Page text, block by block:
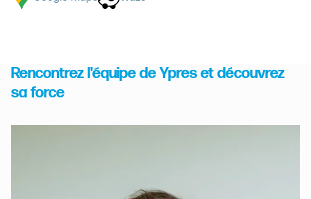
Rencontrez l'équipe de Ypres et découvrez
sa force